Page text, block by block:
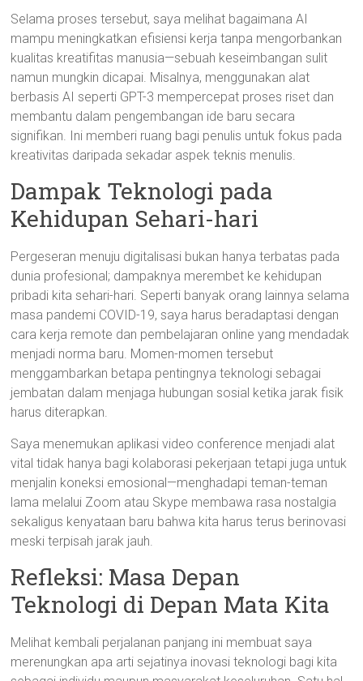
Selama proses tersebut, saya melihat bagaimana AI
mampu meningkatkan efisiensi kerja tanpa mengorbankan
kualitas kreatifitas manusia—sebuah keseimbangan sulit
namun mungkin dicapai. Misalnya, menggunakan alat
berbasis AI seperti GPT-3 mempercepat proses riset dan
membantu dalam pengembangan ide baru secara
signifikan. Ini memberi ruang bagi penulis untuk fokus pada
kreativitas daripada sekadar aspek teknis menulis.
Dampak Teknologi pada
Kehidupan Sehari-hari
Pergeseran menuju digitalisasi bukan hanya terbatas pada
dunia profesional; dampaknya merembet ke kehidupan
pribadi kita sehari-hari. Seperti banyak orang lainnya selama
masa pandemi COVID-19, saya harus beradaptasi dengan
cara kerja remote dan pembelajaran online yang mendadak
menjadi norma baru. Momen-momen tersebut
menggambarkan betapa pentingnya teknologi sebagai
jembatan dalam menjaga hubungan sosial ketika jarak fisik
harus diterapkan.
Saya menemukan aplikasi video conference menjadi alat
vital tidak hanya bagi kolaborasi pekerjaan tetapi juga untuk
menjalin koneksi emosional—menghadapi teman-teman
lama melalui Zoom atau Skype membawa rasa nostalgia
sekaligus kenyataan baru bahwa kita harus terus berinovasi
meski terpisah jarak jauh.
Refleksi: Masa Depan
Teknologi di Depan Mata Kita
Melihat kembali perjalanan panjang ini membuat saya
merenungkan apa arti sejatinya inovasi teknologi bagi kita